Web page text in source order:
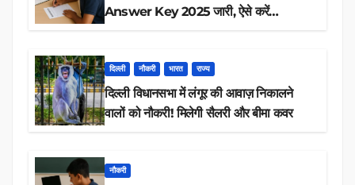
Answer Key 2025 जारी, ऐसे करें
दिल्ली नौकरी भारत राज्य
दिल्ली विधानसभा में लंगूर की आवाज़ निकालने
वालों को नौकरी! मिलेगी सैलरी और बीमा कवर
नौकरी